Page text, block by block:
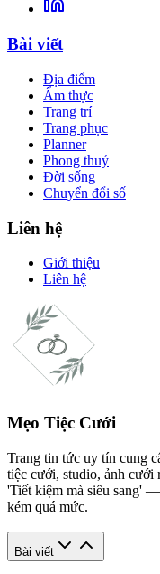
Bài viết
Địa điểm
Ẩm thực
Trang trí
Trang phục
Planner
Phong thuỷ
Đời sống
Chuyển đổi số
Liên hệ
Giới thiệu
Liên hệ
Mẹo Tiệc Cưới
Trang tin tức uy tín cung
tiệc cưới, studio, ảnh
'Tiết kiệm mà siêu sang'
kém quá mức.
Bài viết